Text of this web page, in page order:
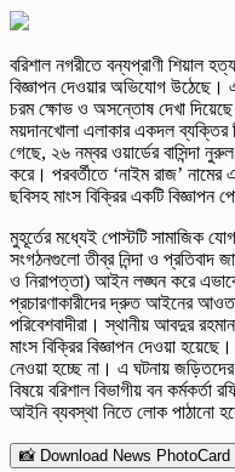
বরিশাল নগরীতে বন্যপ্রাণী শিয়াল
বিজ্ঞাপন দেওয়ার অভিযোগ উঠেছে।
চরম ক্ষোভ ও অসন্তোষ দেখা
ময়দানখোলা এলাকার একদল
গেছে, ২৬ নম্বর ওয়ার্ডের বাসিন্দা
করে। পরবর্তীতে ‘নাইম রাজ’
ছবিসহ মাংস বিক্রির একটি বিজ্ঞাপন
​মুহূর্তের মধ্যেই পোস্টটি সামাজিক
সংগঠনগুলো তীব্র নিন্দা ও প্রতিবাদ
ও নিরাপত্তা) আইন লঙ্ঘন করে এভাবে
প্রচারণাকারীদের দ্রুত আইনের
পরিবেশবাদীরা। স্থানীয় আবদুর
মাংস বিক্রির বিজ্ঞাপন দেওয়া
নেওয়া হচ্ছে না। এ ঘটনায়
বিষয়ে বরিশাল বিভাগীয় বন
আইনি ব্যবস্থা নিতে লোক পাঠানো
📸 Download News PhotoCard